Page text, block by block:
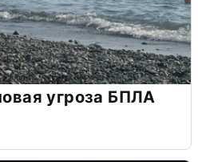
угроза БПЛА